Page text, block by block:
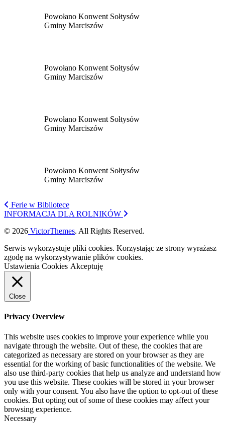
Powołano Konwent Sołtysów
Gminy Marciszów
Powołano Konwent Sołtysów
Gminy Marciszów
Powołano Konwent Sołtysów
Gminy Marciszów
Powołano Konwent Sołtysów
Gminy Marciszów
Ferie w Bibliotece
INFORMACJA DLA ROLNIKÓW
© 2026 VictorThemes. All Rights Reserved.
Serwis wykorzystuje pliki cookies. Korzystając ze strony wyrażasz
zgodę na wykorzystywanie plików cookies.
Ustawienia Cookies Akceptuję
Close
Privacy Overview
This website uses cookies to improve your experience while you
navigate through the website. Out of these, the cookies that are
categorized as necessary are stored on your browser as they are
essential for the working of basic functionalities of the website. We
also use third-party cookies that help us analyze and understand how
you use this website. These cookies will be stored in your browser
only with your consent. You also have the option to opt-out of these
cookies. But opting out of some of these cookies may affect your
browsing experience.
Necessary